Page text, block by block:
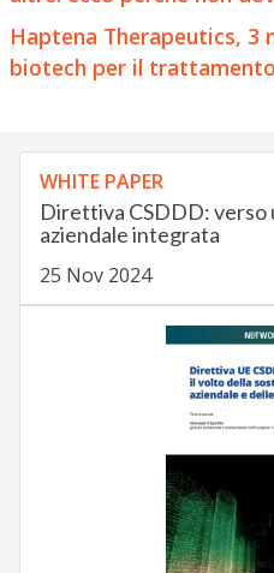
Haptena Therapeutics, 3
biotech per il
WHITE PAPER
Direttiva CSDDD: verso
aziendale integrata
25 Nov 2024